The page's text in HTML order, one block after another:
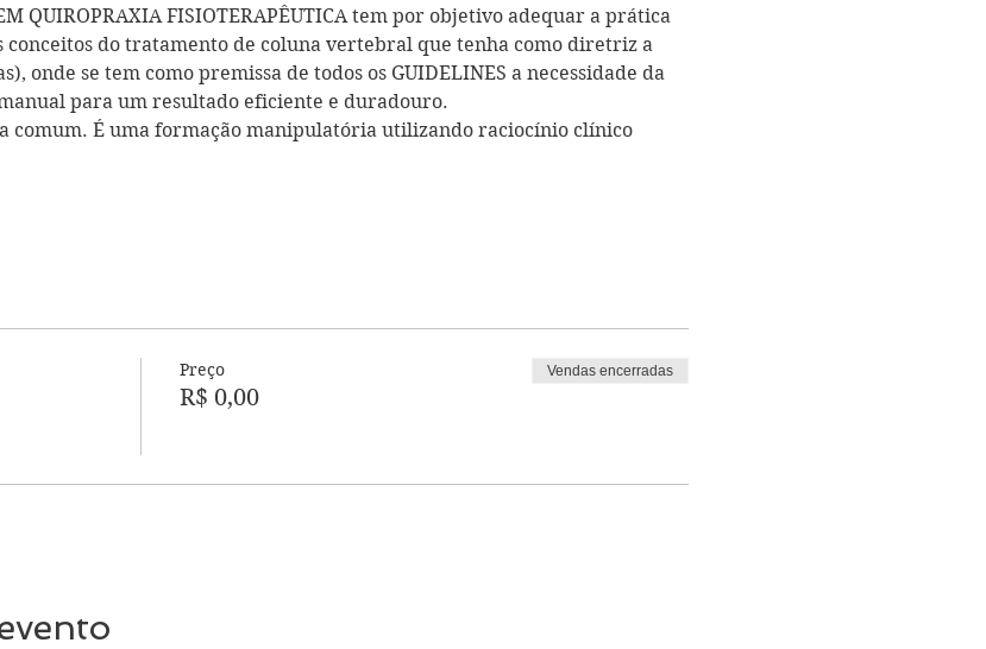
QUIROPRAXIA FISIOTERAPÊUTICA tem por objetivo adequar a prática
conceitos do tratamento de coluna vertebral que tenha como diretriz a
onde se tem como premissa de todos os GUIDELINES a necessidade da
para um resultado eficiente e duradouro.
comum. É uma formação manipulatória utilizando raciocínio clínico
Preço
R$ 0,00
Vendas encerradas